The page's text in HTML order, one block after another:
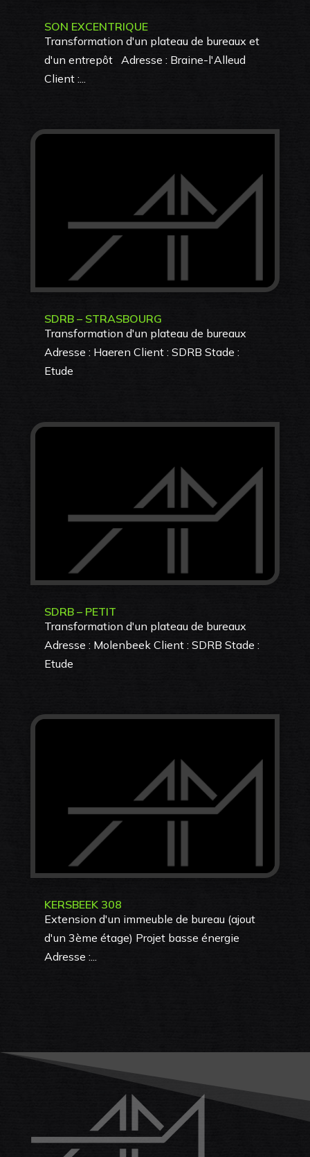
SON EXCENTRIQUE
Transformation d'un plateau de bureaux et
d'un entrepôt Adresse : Braine-l'Alleud
Client :...
SDRB – STRASBOURG
Transformation d'un plateau de bureaux
Adresse : Haeren Client : SDRB Stade :
Etude
SDRB – PETIT
Transformation d'un plateau de bureaux
Adresse : Molenbeek Client : SDRB Stade :
Etude
KERSBEEK 308
Extension d'un immeuble de bureau (ajout
d'un 3ème étage) Projet basse énergie
Adresse :...